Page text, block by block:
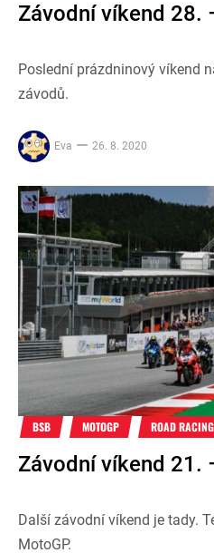
Závodní víkend 28.
Poslední prázdninový víkend
závodů.
Eva 26. 8. 2020
BSB MOTOGP ROAD RACING
Závodní víkend 21.
Další závodní víkend je tady.
MotoGP.